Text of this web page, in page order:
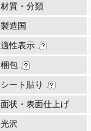
材質・分類
製造国
適性表示
梱包
シート貼り
面状・表面仕上げ
光沢